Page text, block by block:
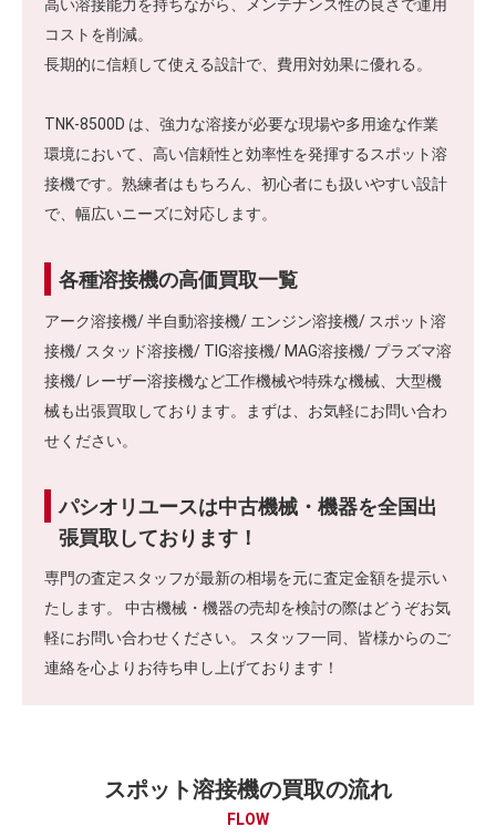
高い溶接能力を持ちながら、メンテナンス性の良さで運用
コストを削減。
長期的に信頼して使える設計で、費用対効果に優れる。
TNK-8500D は、強力な溶接が必要な現場や多用途な作業
環境において、高い信頼性と効率性を発揮するスポット溶
接機です。熟練者はもちろん、初心者にも扱いやすい設計
で、幅広いニーズに対応します。
各種溶接機の高価買取一覧
アーク溶接機/ 半自動溶接機/ エンジン溶接機/ スポット溶
接機/ スタッド溶接機/ TIG溶接機/ MAG溶接機/ プラズマ溶
接機/ レーザー溶接機など工作機械や特殊な機械、大型機
械も出張買取しております。まずは、お気軽にお問い合わ
せください。
パシオリユースは中古機械・機器を全国出
張買取しております！
専門の査定スタッフが最新の相場を元に査定金額を提示い
たします。 中古機械・機器の売却を検討の際はどうぞお気
軽にお問い合わせください。 スタッフ一同、皆様からのご
連絡を心よりお待ち申し上げております！
スポット溶接機の買取の流れ
FLOW